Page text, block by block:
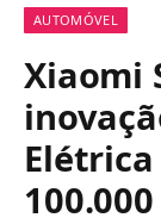
AUTOMÓVEL
Xiaomi